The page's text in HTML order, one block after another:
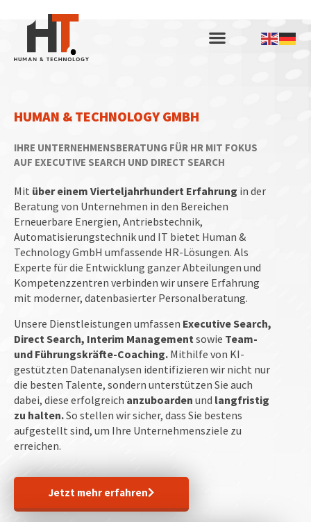
HUMAN & TECHNOLOGY GMBH
IHRE UNTERNEHMENSBERATUNG FÜR HR MIT FOKUS
AUF EXECUTIVE SEARCH UND DIRECT SEARCH
Mit über einem Vierteljahrhundert Erfahrung in der
Beratung von Unternehmen in den Bereichen
Erneuerbare Energien, Antriebstechnik,
Automatisierungstechnik und IT bietet Human &
Technology GmbH umfassende HR-Lösungen. Als
Experte für die Entwicklung ganzer Abteilungen und
Kompetenzzentren verbinden wir unsere Erfahrung
mit moderner, datenbasierter Personalberatung.
Unsere Dienstleistungen umfassen Executive Search,
Direct Search, Interim Management sowie Team-
und Führungskräfte-Coaching. Mithilfe von KI-
gestützten Datenanalysen identifizieren wir nicht nur
die besten Talente, sondern unterstützen Sie auch
dabei, diese erfolgreich anzuboarden und langfristig
zu halten.So stellen wir sicher, dass Sie bestens
aufgestellt sind, um Ihre Unternehmensziele zu
erreichen.
Jetzt mehr erfahren